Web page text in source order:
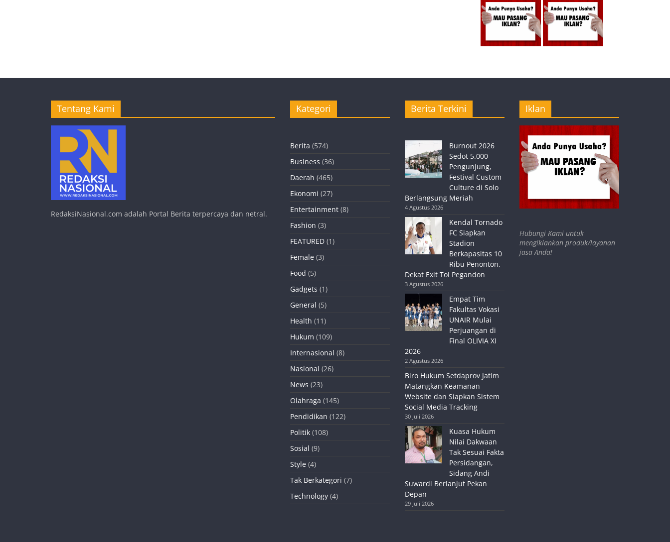
Tentang Kami
RedaksiNasional.com adalah Portal Berita terpercaya dan netral.
Kategori
Berita (574)
Business (36)
Daerah (465)
Ekonomi (27)
Entertainment (8)
Fashion (3)
FEATURED (1)
Female (3)
Food (5)
Gadgets (1)
General (5)
Health (11)
Hukum (109)
Internasional (8)
Nasional (26)
News (23)
Olahraga (145)
Pendidikan (122)
Politik (108)
Sosial (9)
Style (4)
Tak Berkategori (7)
Technology (4)
Berita Terkini
Burnout 2026
Sedot 5.000
Pengunjung,
Festival Custom
Culture di Solo
Berlangsung Meriah
4 Agustus 2026
Kendal Tornado
FC Siapkan
Stadion
Berkapasitas 10
Ribu Penonton,
Dekat Exit Tol Pegandon
3 Agustus 2026
Empat Tim
Fakultas Vokasi
UNAIR Mulai
Perjuangan di
Final OLIVIA XI
2026
2 Agustus 2026
Biro Hukum Setdaprov Jatim
Matangkan Keamanan
Website dan Siapkan Sistem
Social Media Tracking
30 Juli 2026
Kuasa Hukum
Nilai Dakwaan
Tak Sesuai Fakta
Persidangan,
Sidang Andi
Suwardi Berlanjut Pekan
Depan
29 Juli 2026
Iklan
Hubungi Kami untuk
mengiklankan produk/layanan
jasa Anda!